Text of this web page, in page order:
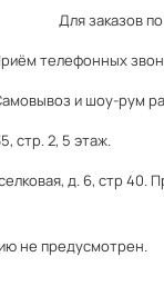
Для заказов
телефонных
и шоу-рум
стр. 2, 5 этаж.
д. 6, стр 40.
не предусмотрен.